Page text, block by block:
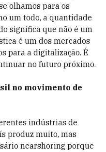
olhamos para os
um todo, a quantidade
significa que não é um
é um dos mercados
para a digitalização. É
no futuro próximo.
no movimento de
indústrias de
produz muito, mas
nearshoring porque